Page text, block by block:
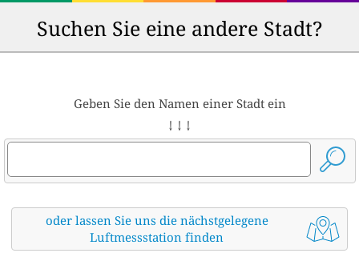
Suchen Sie eine andere Stadt?
Geben Sie den Namen einer Stadt ein
↓ ↓ ↓
oder lassen Sie uns die nächstgelegene
Luftmessstation finden